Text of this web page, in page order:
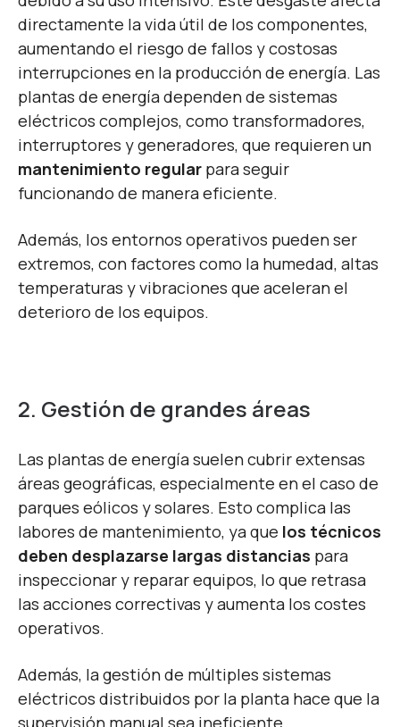
directamente la vida útil de los componentes,
aumentando el riesgo de fallos y costosas
interrupciones en la producción de energía. Las
plantas de energía dependen de sistemas
eléctricos complejos, como transformadores,
interruptores y generadores, que requieren un
mantenimiento regular para seguir
funcionando de manera eficiente.
Además, los entornos operativos pueden ser
extremos, con factores como la humedad, altas
temperaturas y vibraciones que aceleran el
deterioro de los equipos.
2. Gestión de grandes áreas
Las plantas de energía suelen cubrir extensas
áreas geográficas, especialmente en el caso de
parques eólicos y solares. Esto complica las
labores de mantenimiento, ya que los técnicos
deben desplazarse largas distancias para
inspeccionar y reparar equipos, lo que retrasa
las acciones correctivas y aumenta los costes
operativos.
Además, la gestión de múltiples sistemas
eléctricos distribuidos por la planta hace que la